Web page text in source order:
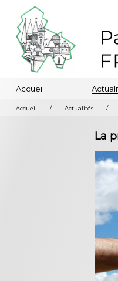
Accueil
Accueil / Actualités /
La